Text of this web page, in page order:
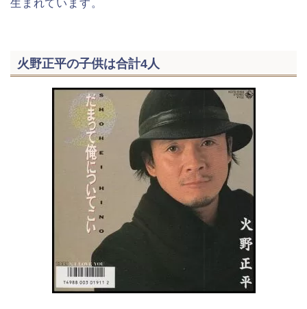
生まれています。
火野正平の子供は合計4人